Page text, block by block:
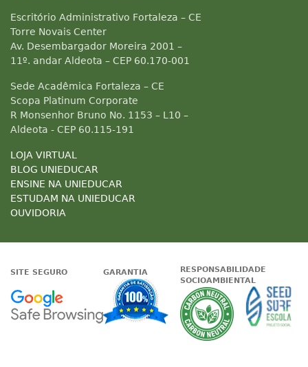
Escritório Administrativo Fortaleza – CE
Torre Novais Center
Av. Desembargador Moreira 2001 –
11º. andar Aldeota – CEP 60.170-001
Sede Acadêmica Fortaleza – CE
Scopa Platinum Corporate
R Monsenhor Bruno No. 1153 – L10 –
Aldeota - CEP 60.115-191
LOJA VIRTUAL
BLOG UNIEDUCAR
ENSINE NA UNIEDUCAR
ESTUDAM NA UNIEDUCAR
OUVIDORIA
SITE SEGURO
Google - Status do site no
GARANTIA
Garantia de
RESPONSABILIDADE
SOCIOAMBIENTAL
A